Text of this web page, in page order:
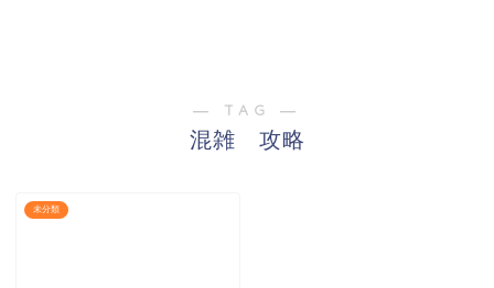
― TAG ―
混雑 攻略
未分類